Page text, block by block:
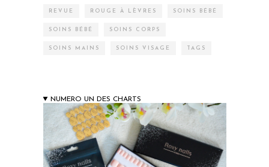
REVUE ROUGE À LÈVRES SOINS BÉBÉ
SOINS BÉBÉ SOINS CORPS
SOINS MAINS SOINS VISAGE TAGS
NUMERO UN DES CHARTS